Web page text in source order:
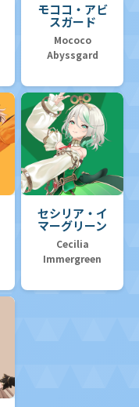
モココ・アビ
スガード
Mococo
Abyssgard
セシリア・イ
マーグリーン
Cecilia
Immergreen